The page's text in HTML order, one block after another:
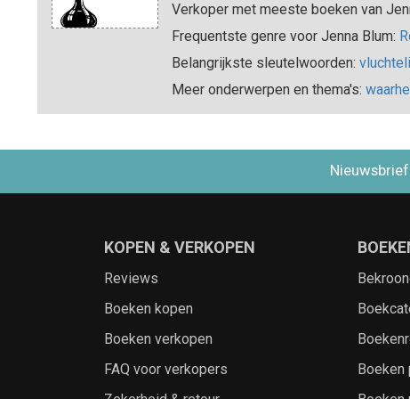
Verkoper met meeste boeken van
Frequentste genre voor Jenna Blum:
Belangrijkste sleutelwoorden:
Meer onderwerpen en thema's:
KOPEN & VERKOPEN
Reviews
Boeken kopen
Boeken verkopen
FAQ voor verkopers